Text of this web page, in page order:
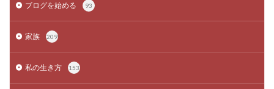
ブログを始める 93
家族 209
私の生き方 153